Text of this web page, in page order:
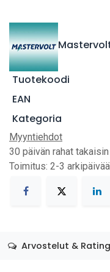
Tuotekoodi
EAN
Kategoria
Myyntiehdot
30 päivän rahat
Toimitus: 2-3 arkipäivää
Arvostelut & Rating